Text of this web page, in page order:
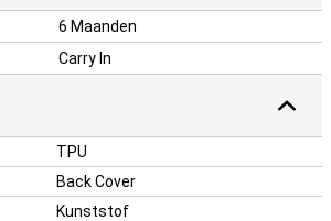
6 Maanden
Carry In
TPU
Back Cover
Kunststof